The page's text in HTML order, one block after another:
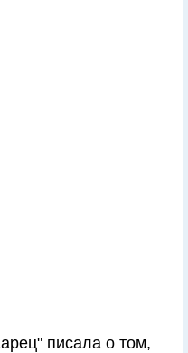
писала о том,